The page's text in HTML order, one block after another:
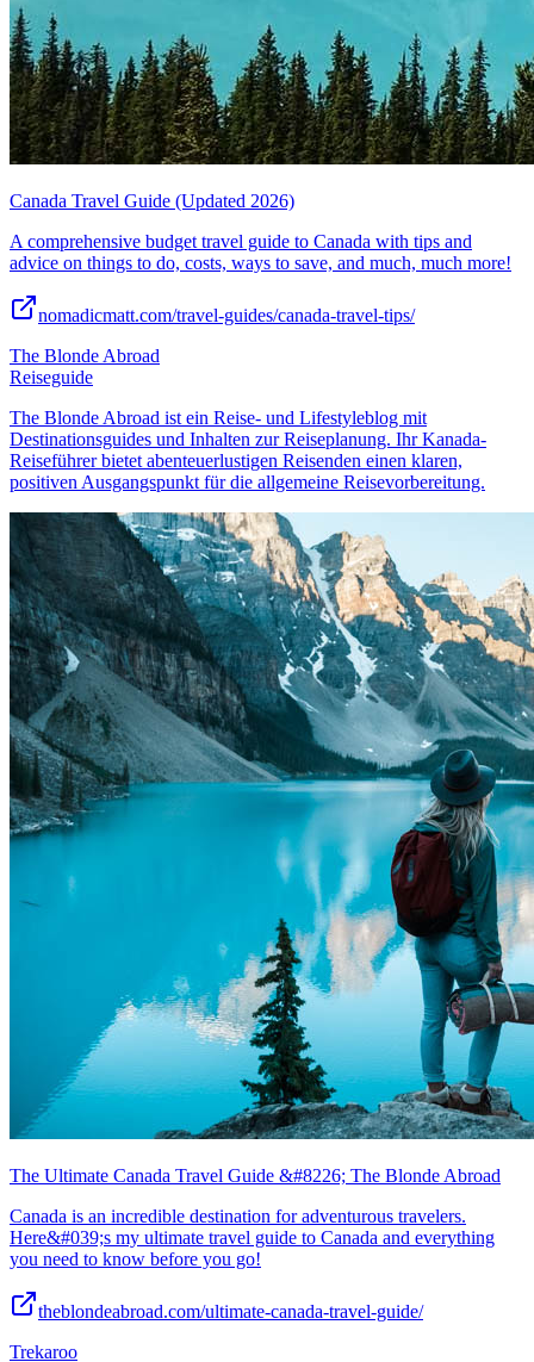
Canada Travel Guide (Updated 2026)
A comprehensive budget travel guide to Canada with tips and
advice on things to do, costs, ways to save, and much, much more!
nomadicmatt.com/travel-guides/canada-travel-tips/
The Blonde Abroad
Reiseguide
The Blonde Abroad ist ein Reise- und Lifestyleblog mit
Destinationsguides und Inhalten zur Reiseplanung. Ihr Kanada-
Reiseführer bietet abenteuerlustigen Reisenden einen klaren,
positiven Ausgangspunkt für die allgemeine Reisevorbereitung.
The Ultimate Canada Travel Guide &#8226; The Blonde Abroad
Canada is an incredible destination for adventurous travelers.
Here&#039;s my ultimate travel guide to Canada and everything
you need to know before you go!
theblondeabroad.com/ultimate-canada-travel-guide/
Trekaroo